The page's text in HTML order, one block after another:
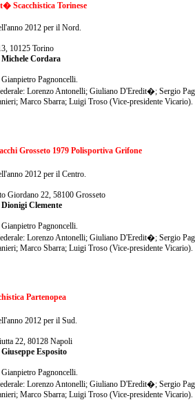
Scacchistica Torinese
2012 per il Nord.
10125 Torino
Michele Cordara
Pagnoncelli.
Lorenzo Antonelli; Giuliano D'Eredit�; Sergio
Marco Sbarra; Luigi Troso (Vice-presidente Vicario).
Grosseto 1979 Polisportiva Grifone
2012 per il Centro.
Giordano 22, 58100 Grosseto
Dionigi Clemente
Pagnoncelli.
Lorenzo Antonelli; Giuliano D'Eredit�; Sergio
Marco Sbarra; Luigi Troso (Vice-presidente Vicario).
Partenopea
2012 per il Sud.
22, 80128 Napoli
Giuseppe Esposito
Pagnoncelli.
Lorenzo Antonelli; Giuliano D'Eredit�; Sergio
Marco Sbarra; Luigi Troso (Vice-presidente Vicario).